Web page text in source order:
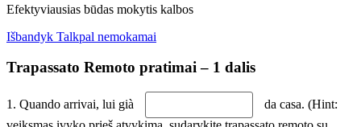
Efektyviausias būdas mokytis kalbos
Išbandyk Talkpal nemokamai
Trapassato Remoto pratimai – 1 dalis
1. Quando arrivai, lui già
da casa. (Hint: